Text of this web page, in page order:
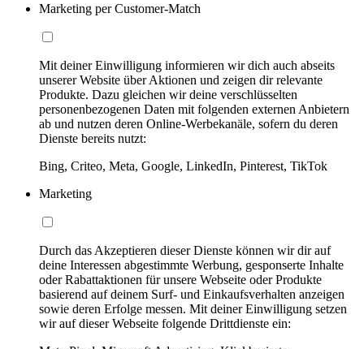
Marketing per Customer-Match
Mit deiner Einwilligung informieren wir dich auch abseits
unserer Website über Aktionen und zeigen dir relevante
Produkte. Dazu gleichen wir deine verschlüsselten
personenbezogenen Daten mit folgenden externen Anbietern
ab und nutzen deren Online-Werbekanäle, sofern du deren
Dienste bereits nutzt:
Bing, Criteo, Meta, Google, LinkedIn, Pinterest, TikTok
Marketing
Durch das Akzeptieren dieser Dienste können wir dir auf
deine Interessen abgestimmte Werbung, gesponserte Inhalte
oder Rabattaktionen für unsere Webseite oder Produkte
basierend auf deinem Surf- und Einkaufsverhalten anzeigen
sowie deren Erfolge messen. Mit deiner Einwilligung setzen
wir auf dieser Webseite folgende Drittdienste ein: